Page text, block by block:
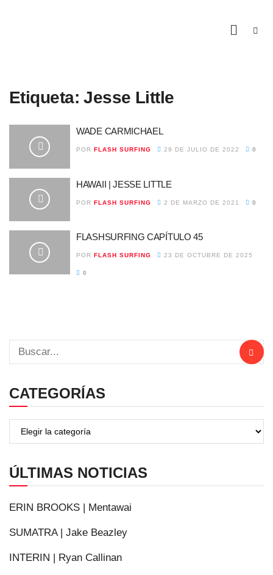
Etiqueta:Jesse Little
WADE CARMICHAEL
POR FLASH SURFING 29 DE JULIO DE 2022 0
HAWAII | JESSE LITTLE
POR FLASH SURFING 2 DE MARZO DE 2021 0
FLASHSURFING CAPÍTULO 45
POR FLASH SURFING 23 DE OCTUBRE DE 2025
0
CATEGORÍAS
ÚLTIMAS NOTICIAS
ERIN BROOKS | Mentawai
SUMATRA | Jake Beazley
INTERIN | Ryan Callinan